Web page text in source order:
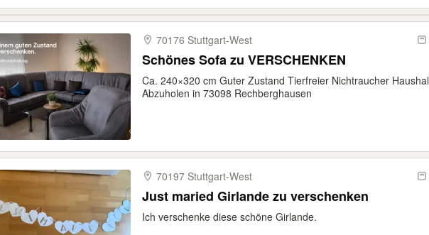
70176 Stuttgart-​West
Schönes Sofa zu VERSCHENKEN
Ca. 240×320 cm Guter Zustand Tierfreier Nichtraucher
Abzuholen in 73098 Rechberghausen
70197 Stuttgart-​West
Just maried Girlande zu verschenken
Ich verschenke diese schöne Girlande.